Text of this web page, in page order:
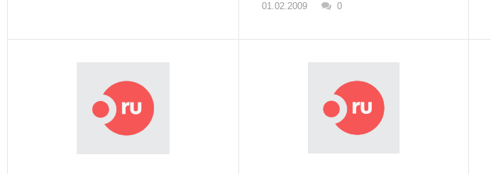
01.02.2009 0